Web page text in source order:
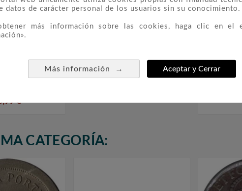
datos de carácter personal de los usuarios sin su conocimiento.
más información sobre las cookies, haga clic en el
Más información → Aceptar y Cerrar
Album
Para 48
€
 
Tira Vaticano
CATEGORÍA: